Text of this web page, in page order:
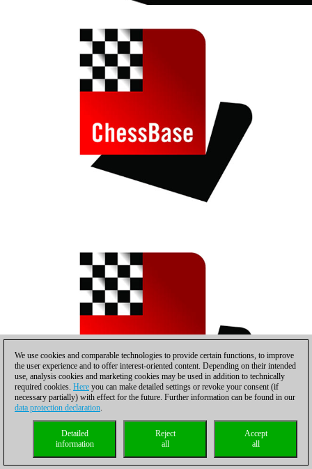
Los jugadores en el vestíbulo del hotel Emirates Palace
We use cookies and comparable technologies to provide certain functions, to improve
the user experience and to offer interest-oriented content. Depending on their intended
use, analysis cookies and marketing cookies may be used in addition to technically
required cookies. Here you can make detailed settings or revoke your consent (if
necessary partially) with effect for the future. Further information can be found in our
data protection declaration.
Accept
all
Reject
all
Detailed
information